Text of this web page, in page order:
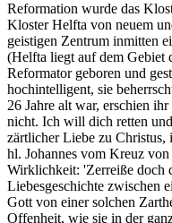
Reformation wurde das
Kloster Helfta von neuem
geistigen Zentrum inmitten
(Helfta liegt auf dem Gebiet
Reformator geboren und
hochintelligent, sie
26 Jahre alt war, erschien
nicht. Ich will dich retten
zärtlicher Liebe zu Christus,
hl. Johannes vom Kreuz
Wirklichkeit: 'Zerreiße doch
Liebesgeschichte zwischen
Gott von einer solchen
Offenheit, wie sie in der